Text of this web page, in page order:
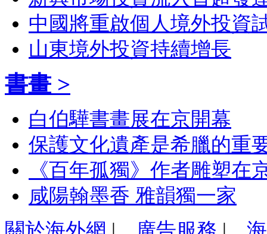
中國將重啟個人境外投資
山東境外投資持續增長
書畫 >
白伯驊書畫展在京開幕
保護文化遺產是希臘的重
《百年孤獨》作者雕塑在
咸陽翰墨香 雅韻獨一家